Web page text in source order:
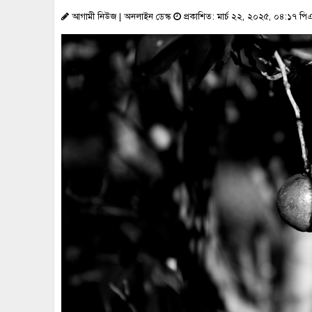
আগামী নিউজ | অনলাইন ডেস্ক প্রকাশিত: মার্চ ২২, ২০২৫, ০৪:১৭